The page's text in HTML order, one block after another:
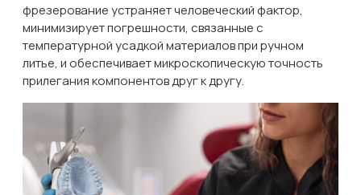
фрезерование устраняет человеческий фактор,
минимизирует погрешности, связанные с
температурной усадкой материалов при ручном
литье, и обеспечивает микроскопическую точность
прилегания компонентов друг к другу.